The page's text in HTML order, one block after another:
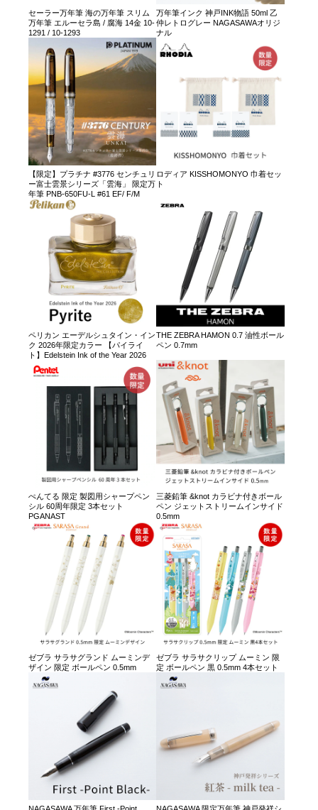
セーラー万年筆 海の万年筆 スリム
万年筆 エルーセラ島 / 腐海 14金 10-
1291 / 10-1293
万年筆インク 神戸INK物語 50ml 乙
仲レトログレー NAGASAWAオリジ
ナル
【限定】プラチナ #3776 センチュリ
ー富士雲景シリーズ「雲海」 限定万
年筆 PNB-650FU-L #61 EF/ F/M
ロディア KISSHOMONYO 巾着セッ
ト
ペリカン エーデルシュタイン・イン
ク 2026年限定カラー 【パイライ
ト】Edelstein Ink of the Year 2026
THE ZEBRA HAMON 0.7 油性ボール
ペン 0.7mm
ぺんてる 限定 製図用シャープペン
シル 60周年限定 3本セット
PGANAST
三菱鉛筆 &knot カラビナ付きボール
ペン ジェットストリームインサイド
0.5mm
ゼブラ サラサグランド ムーミンデ
ザイン 限定 ボールペン 0.5mm
ゼブラ サラサクリップ ムーミン 限
定 ボールペン 黒 0.5mm 4本セット